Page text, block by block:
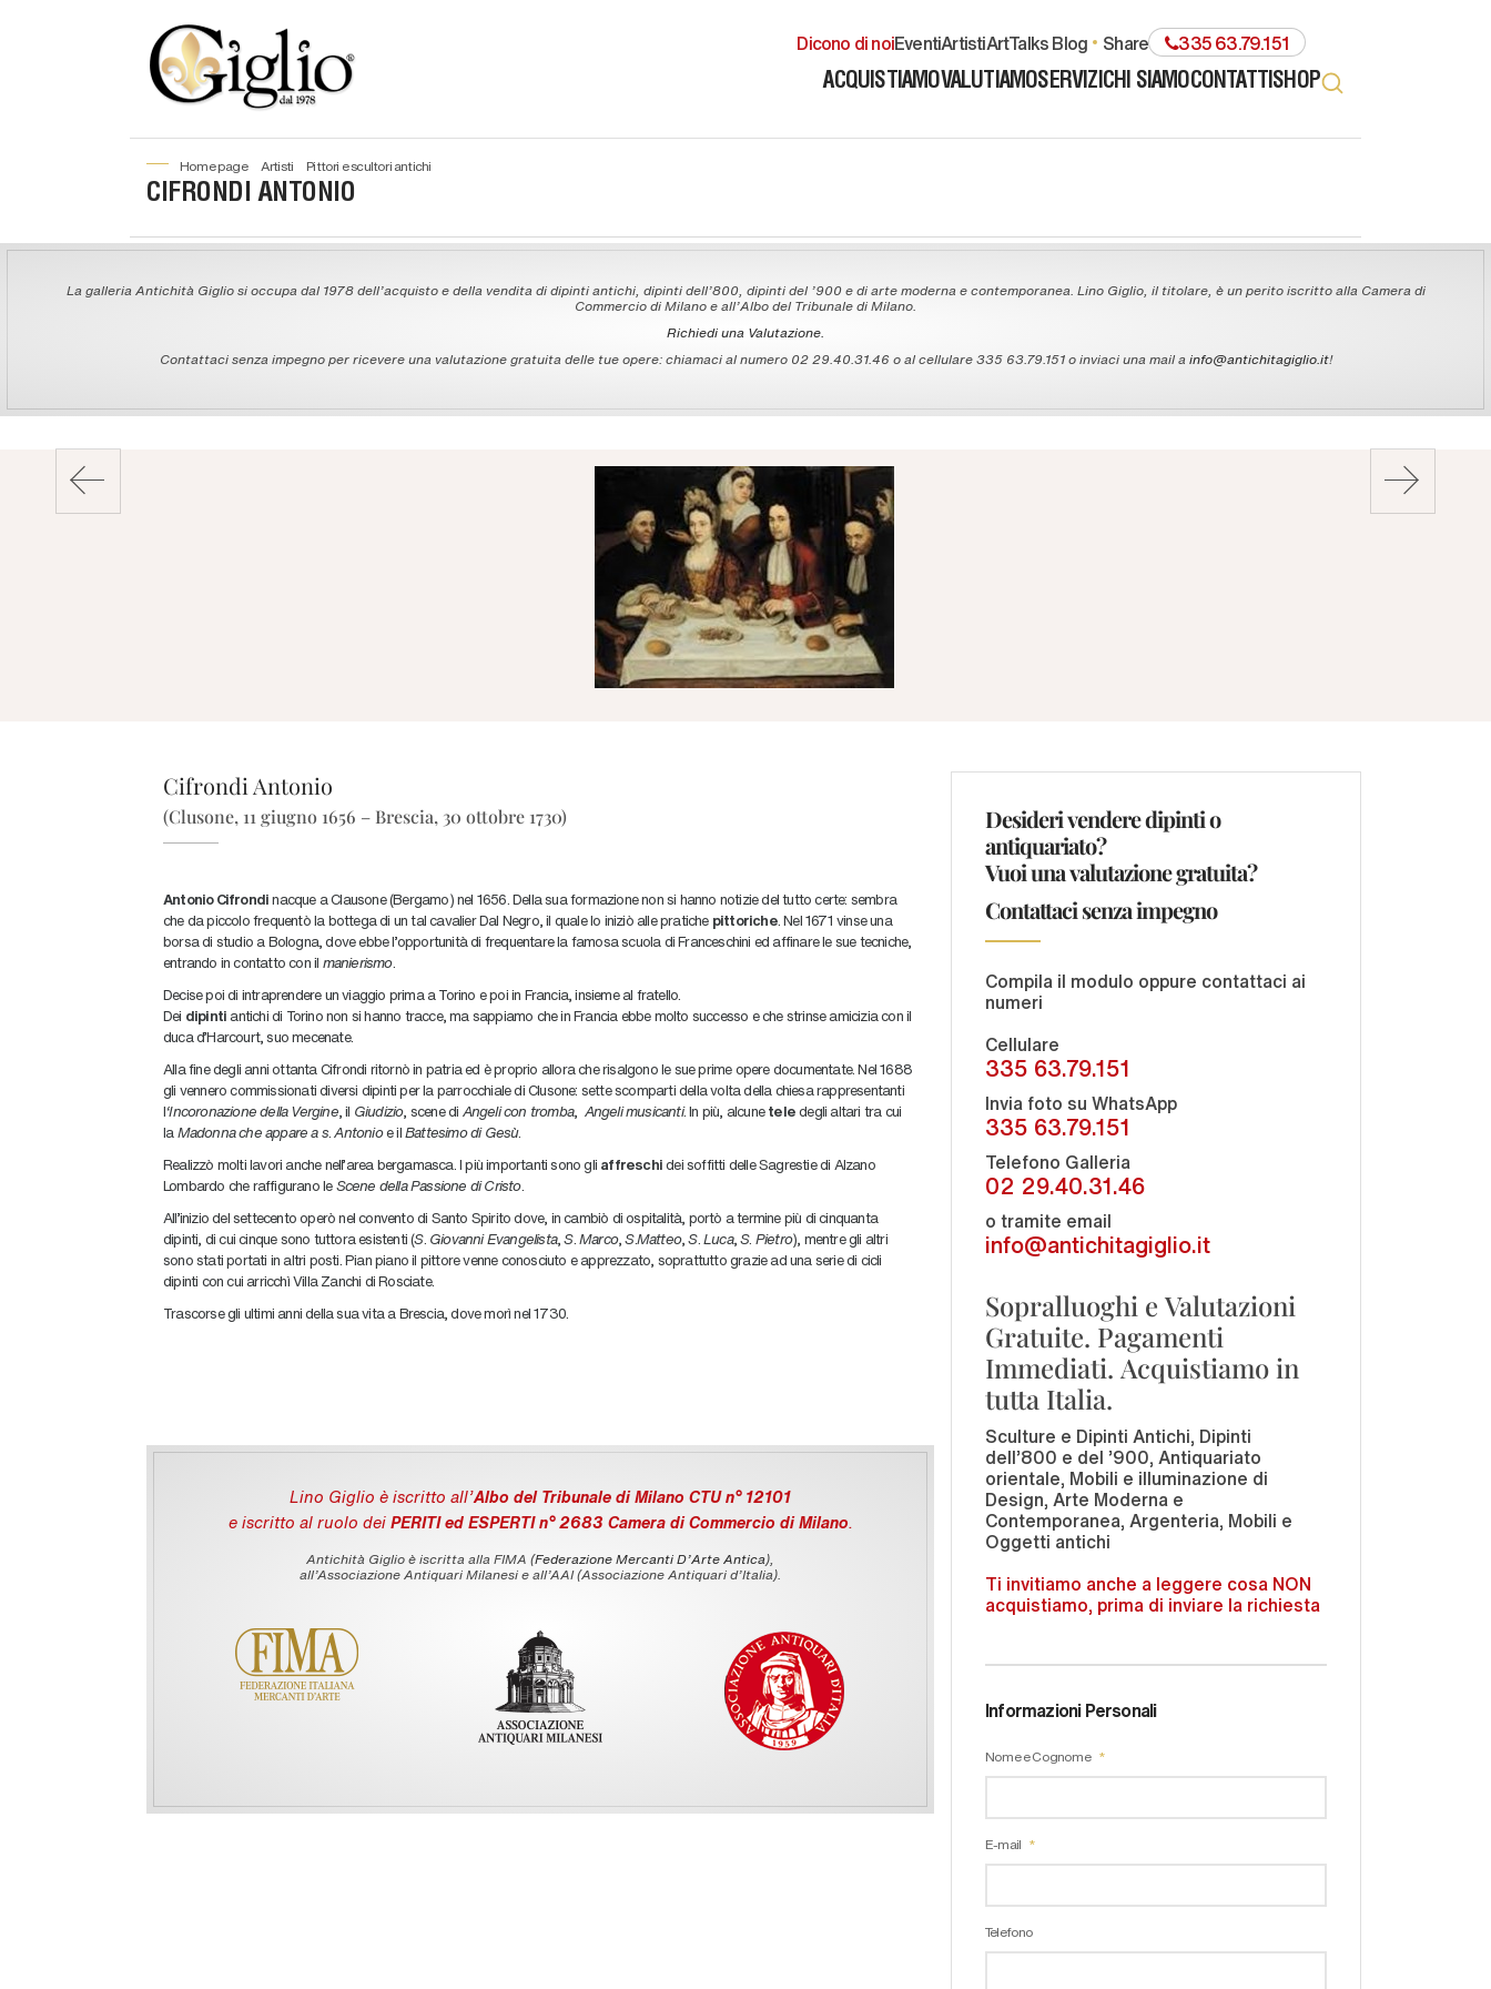
Dicono di noiEventiArtistiArtTalks Blog share 335 63.79.151
ACQUISTIAMOVALUTIAMOSERVIZICHI SIAMOCONTATTISHOP
home page artisti pittori e scultori antichi
CIFRONDI ANTONIO
La galleria Antichità Giglio si occupa dal 1978 dell'acquisto e della vendita di dipinti antichi, dipinti dell'800, dipinti del '900 e di arte moderna e contemporanea. Lino Giglio, il titolare, è un perito iscritto alla Camera di
Commercio di Milano e all'Albo del Tribunale di Milano.
Richiedi una Valutazione.
Contattaci senza impegno per ricevere una valutazione gratuita delle tue opere: chiamaci al numero 02 29.40.31.46 o al cellulare 335 63.79.151 o inviaci una mail a info@antichitagiglio.it!
Cifrondi Antonio
(Clusone, 11 giugno 1656 – Brescia, 30 ottobre 1730)
Antonio Cifrondinacque a Clausone (Bergamo) nel 1656. Della sua formazione non si hanno notizie del tutto certe: sembra
che da piccolo frequentò la bottega di un tal cavalier Dal Negro, il quale lo iniziò alle pratiche pittoriche. Nel 1671 vinse una
borsa di studio a Bologna, dove ebbe l’opportunità di frequentare la famosa scuola di Franceschini ed affinare le sue tecniche,
entrando in contatto con il manierismo.
Decise poi di intraprendere un viaggio prima a Torino e poi in Francia, insieme al fratello.
Dei dipinti antichi di Torino non si hanno tracce, ma sappiamo che in Francia ebbe molto successo e che strinse amicizia con il
duca d’Harcourt, suo mecenate.
Alla fine degli anni ottanta Cifrondi ritornò in patria ed è proprio allora che risalgono le sue prime opere documentate. Nel 1688
gli vennero commissionati diversi dipinti per la parrocchiale di Clusone: sette scomparti della volta della chiesa rappresentanti
l‘Incoronazione della Vergine, il Giudizio, scene di Angeli con tromba, Angeli musicanti. In più, alcuneteledegli altari tra cui
la Madonna che appare a s .Antonioe ilBattesimo di Gesù.
Realizzò molti lavori anche nell’area bergamasca. I più importanti sono gli affreschidei soffitti delle Sagrestie di Alzano
Lombardo che raffigurano leScene della Passione di Cristo.
All’inizio del settecento operò nel convento di Santo Spirito dove, in cambiò di ospitalità, portò a termine più di cinquanta
dipinti, di cui cinque sono tuttora esistenti (S. Giovanni Evangelista,S.Marco,S.Matteo,S.Luca,S. Pietro), mentre gli altri
sono stati portati in altri posti. Pian piano il pittore venne conosciuto e apprezzato, soprattutto grazie ad una serie di cicli
dipinti con cui arricchì Villa Zanchi di Rosciate.
Trascorse gli ultimi anni della sua vita a Brescia, dove morì nel 1730.
Lino Giglio è iscritto all'Albo del Tribunale di Milano CTU n° 12101
e iscritto al ruolo dei PERITI ed ESPERTI n° 2683 Camera di Commercio di Milano.
Antichità Giglio è iscritta alla FIMA (Federazione Mercanti D'Arte Antica),
all’Associazione Antiquari Milanesi e all’AAI (Associazione Antiquari d’Italia).
Desideri vendere dipinti o
antiquariato?
Vuoi una valutazione gratuita?
Contattaci senza impegno
Compila il modulo oppure contattaci ai
numeri
Cellulare
335 63.79.151
Invia foto su WhatsApp
335 63.79.151
Telefono Galleria
02 29.40.31.46
o tramite email
info@antichitagiglio.it
Sopralluoghi e Valutazioni
Gratuite. Pagamenti
Immediati. Acquistiamo in
tutta Italia.
Sculture e Dipinti Antichi, Dipinti
dell'800 e del '900, Antiquariato
orientale, Mobili e illuminazione di
Design, Arte Moderna e
Contemporanea, Argenteria, Mobili e
Oggetti antichi
Ti invitiamo anche a leggere cosa NON
acquistiamo, prima di inviare la richiesta
Informazioni Personali
Nome e Cognome
E-mail
Telefono